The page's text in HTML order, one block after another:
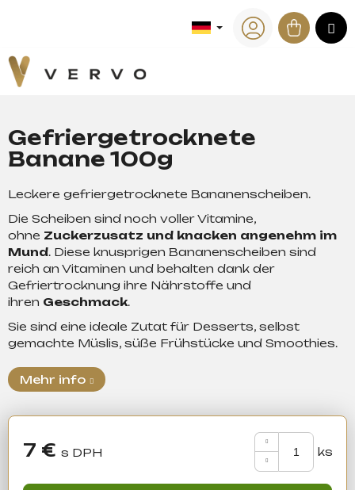
Login
Gefriergetrocknete
Banane 100g
Leckere gefriergetrocknete Bananenscheiben.
Die Scheiben sind noch voller Vitamine,
ohne Zuckerzusatz und knacken angenehm im
Mund. Diese knusprigen Bananenscheiben sind
reich an Vitaminen und behalten dank der
Gefriertrocknung ihre Nährstoffe und
ihren Geschmack.
Sie sind eine ideale Zutat für Desserts, selbst
gemachte Müslis, süße Frühstücke und Smoothies.
Mehr info
7 €
e
o
r
b
W
s
s
u
h
e
n
S
i
e
?
W